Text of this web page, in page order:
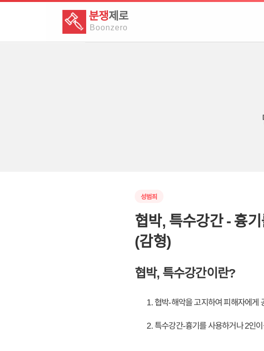
분쟁제로
Boonzero
성범죄
협박, 특수강간 - 흉
(감형)
협박, 특수강간이란?
협박-해악을 고지하여 피해자에게
특수강간-흉기를 사용하거나 2인